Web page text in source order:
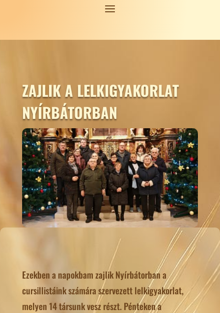
ZAJLIK A LELKIGYAKORLAT
NYÍRBÁTORBAN
Ezekben a napokbam zajlik Nyírbátorban a
cursillistáink számára szervezett lelkigyakorlat,
melyen 14 társunk vesz részt. Pénteken a